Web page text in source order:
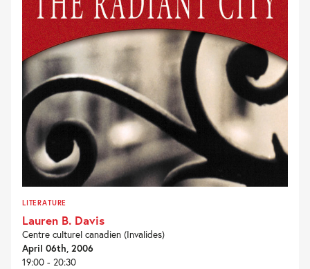
LITERATURE
Lauren B. Davis
Centre culturel canadien (Invalides)
April 06th, 2006
19:00 - 20:30